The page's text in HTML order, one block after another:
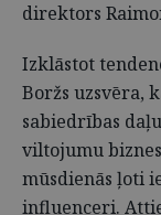
direktors
Izklāstot
Boržs uzsvēra,
sabiedrības
viltojumu
mūsdienās ļoti
influenceri.